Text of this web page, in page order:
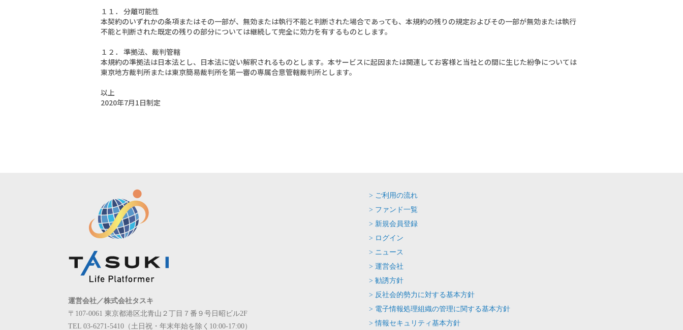
１１． 分離可能性
本契約のいずれかの条項またはその一部が、無効または執行不能と判断された場合であっても、本規約の残りの規定およびその一部が無効または執行
不能と判断された既定の残りの部分については継続して完全に効力を有するものとします。
１２． 準拠法、裁判管轄
本規約の準拠法は日本法とし、日本法に従い解釈されるものとします。本サービスに起因または関連してお客様と当社との間に生じた紛争については
東京地方裁判所または東京簡易裁判所を第一審の専属合意管轄裁判所とします。
以上
2020年7月1日制定
運営会社／株式会社タスキ
〒107-0061 東京都港区北青山２丁目７番９号日昭ビル2F
TEL 03-6271-5410（土日祝・年末年始を除く10:00-17:00）
> ご利用の流れ
> ファンド一覧
> 新規会員登録
> ログイン
> ニュース
> 運営会社
> 勧誘方針
> 反社会的勢力に対する基本方針
> 電子情報処理組織の管理に関する基本方針
> 情報セキュリティ基本方針